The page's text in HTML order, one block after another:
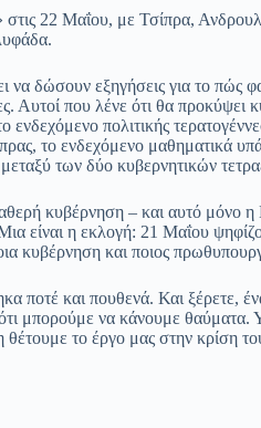
ρ
α
στ
εί
τε
στις 22 Μαΐου, με Τσίπρα,
να δώσουν εξηγήσεις για το πώς
Αυτοί που λένε ότι θα προκύψει
ενδεχόμενο πολιτικής
το ενδεχόμενο μαθηματικά
των δύο κυβερνητικών
κυβέρνηση – και αυτό μόνο
είναι η εκλογή: 21 Μαΐου
κυβέρνηση και ποιος
ποτέ και πουθενά. Και ξέρετε,
μπορούμε να κάνουμε θαύματα.
το έργο μας στην κρίση